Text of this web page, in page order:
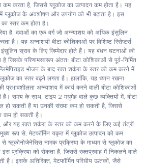
कम करता है, जिससे ग्लूकोज का उत्पादन कम होता है। यह
ग्लूकोज के अवशोषण और उपयोग को भी बढ़ाता है। इस
स्तर कम होता है।
है, दवाओं का एक वर्ग जो अग्न्याशय को अधिक इंसुलिन
है। यह अग्नाशयी बीटा कोशिकाओं पर विशिष्ट रिसेप्टर्स
स्राव के लिए जिम्मेदार होते हैं। यह बंधन घटनाओं की
जिसके परिणामस्वरूप अंततः बीटा कोशिकाओं से पूर्व-निर्मित
भोजन के बाद रक्त शर्करा के स्तर को कम करने में
का स्तर बढ़ने लगता है। हालांकि, यह ध्यान रखना
प्रभावशीलता अग्न्याशय में कार्य करने वाली बीटा कोशिकाओं
है। समय के साथ, टाइप 2 मधुमेह वाले कुछ व्यक्तियों में, बीटा
हो सकती हैं या उनकी संख्या कम हो सकती है, जिससे
कम हो सकती है।
और यह रक्त शर्करा के स्तर को कम करने के लिए कई तंत्रों
रूप से, मेटफॉर्मिन यकृत में ग्लूकोज उत्पादन को कम
ग्लूकोनोजेनेसिस नामक प्रक्रिया के माध्यम से ग्लूकोज का
इस प्रक्रिया को रोकता है, जिससे रक्तप्रवाह में निकलने वाले
है। इसके अतिरिक्त, मेटफॉर्मिन परिधीय ऊतकों, जैसे